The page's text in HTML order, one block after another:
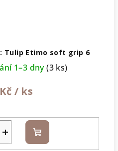
Tulip Etimo soft grip 6
1–3 dny(3 ks)
/ ks
+ Do
košíku